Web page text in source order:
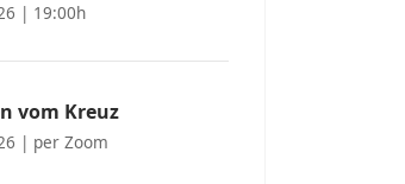
| 19:00h
vom Kreuz
| per Zoom